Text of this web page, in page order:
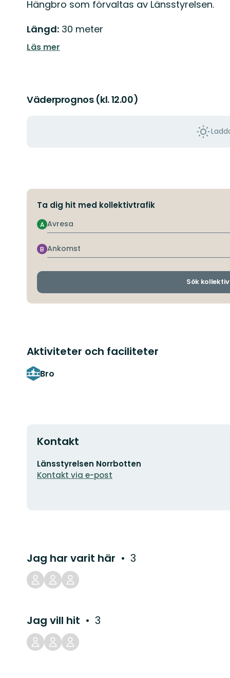
Hängbro som förvaltas av Länsstyrelsen.
Längd: 30 meter
Läs mer
Väderprognos (kl. 12.00)
Ta dig hit med kollektivtrafik
Avresa
A
Ankomst
B
Sök
Aktiviteter och faciliteter
Bro
Kontakt
E-
postadress
Länsstyrelsen Norrbotten
Kontakt via e-post
Jag har varit här 3
Jag vill hit 3